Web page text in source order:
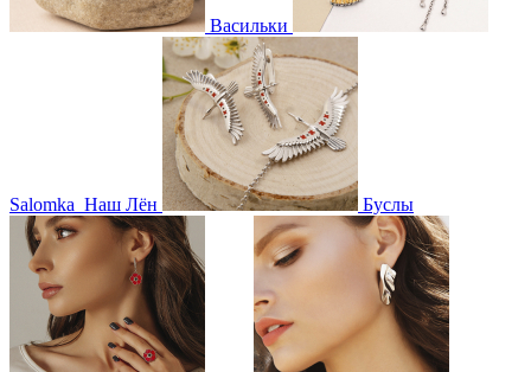
Васильки
Salomka Наш Лён Буслы